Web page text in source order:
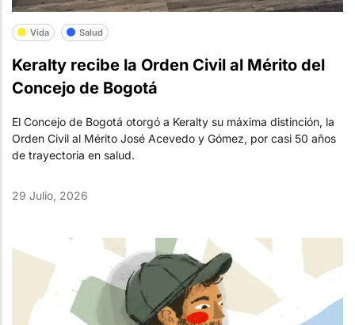
Vida Salud
Keralty recibe la Orden Civil al Mérito del
Concejo de Bogotá
El Concejo de Bogotá otorgó a Keralty su máxima distinción, la
Orden Civil al Mérito José Acevedo y Gómez, por casi 50 años
de trayectoria en salud.
29 Julio, 2026